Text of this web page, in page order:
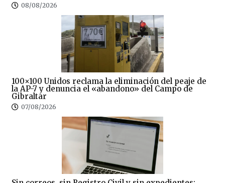
08/08/2026
100×100 Unidos reclama la eliminación del peaje de
la AP-7 y denuncia el «abandono» del Campo de
Gibraltar
07/08/2026